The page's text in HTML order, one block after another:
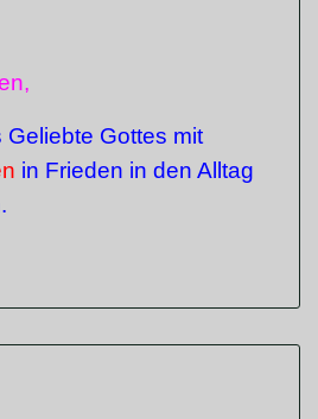
Geliebte Gottes mit
in Frieden in den Alltag